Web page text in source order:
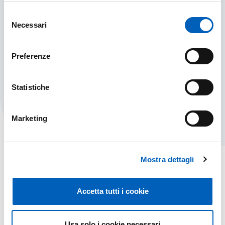
delNecessari
Preferenze
Statistiche
Marketing
Mostra dettagli
Accetta tutti i cookie
Online services
network is constantly expanding.
FIND OUT MORE